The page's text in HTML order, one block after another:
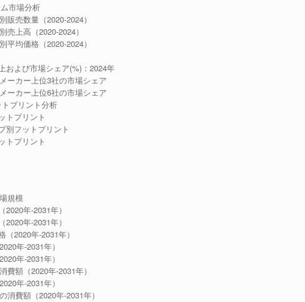
市場分析
売数量（2020-2024）
上高（2020-2024）
均価格（2020-2024）
および市場シェア(%)：2024年
ーカー上位3社の市場シェア
ーカー上位6社の市場シェア
プリント分析
トプリント
別フットプリント
トプリント
規模
年-2031年）
年-2031年）
2020年-2031年）
年-2031年）
年-2031年）
額（2020年-2031年）
年-2031年）
費額（2020年-2031年）